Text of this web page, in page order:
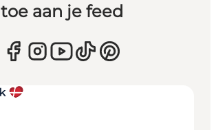
toe aan je feed